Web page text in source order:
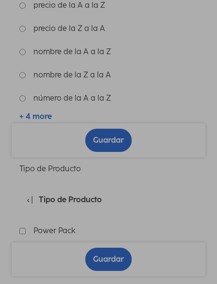
precio de la A a la Z
precio de la Z a la A
nombre de la A a la Z
nombre de la Z a la A
número de la A a la Z
+ 4 more
Guardar
Tipo de Producto
Tipo de Producto
Power Pack
Guardar